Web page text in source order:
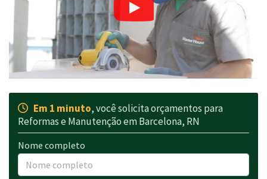
Em 1 minuto, você solicita orçamentos para
Reformas e Manutenção em Barcelona, RN
Nome completo